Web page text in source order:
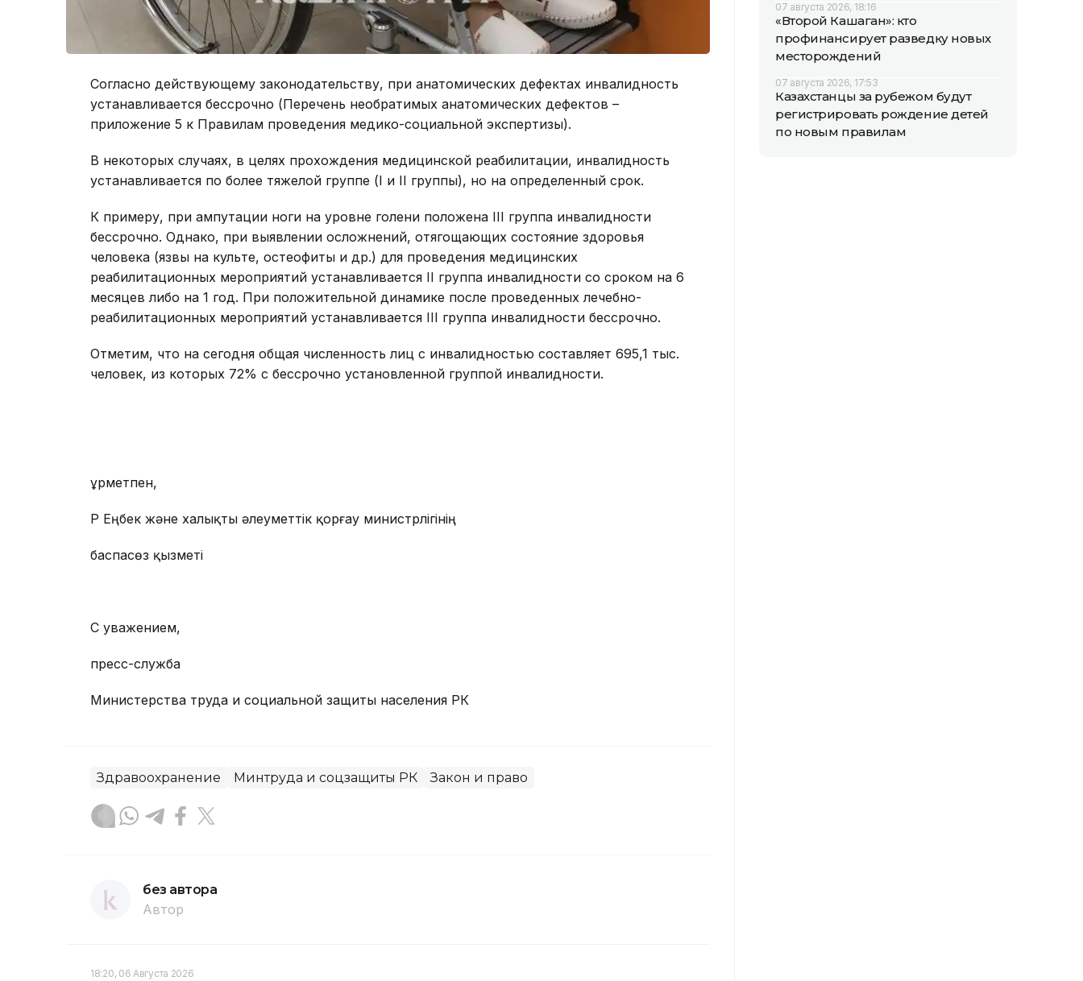
Согласно действующему законодательству, при анатомических дефектах инвалидность
устанавливается бессрочно (Перечень необратимых анатомических дефектов –
приложение 5 к Правилам проведения медико-социальной экспертизы).
В некоторых случаях, в целях прохождения медицинской реабилитации, инвалидность
устанавливается по более тяжелой группе (I и II группы), но на определенный срок.
К примеру, при ампутации ноги на уровне голени положена III группа инвалидности
бессрочно. Однако, при выявлении осложнений, отягощающих состояние здоровья
человека (язвы на культе, остеофиты и др.) для проведения медицинских
реабилитационных мероприятий устанавливается II группа инвалидности со сроком на 6
месяцев либо на 1 год. При положительной динамике после проведенных лечебно-
реабилитационных мероприятий устанавливается III группа инвалидности бессрочно.
Отметим, что на сегодня общая численность лиц с инвалидностью составляет 695,1 тыс.
человек, из которых 72% с бессрочно установленной группой инвалидности.
Құрметпен,
ҚР Еңбек және халықты әлеуметтік қорғау министрлігінің
баспасөз қызметі
С уважением,
пресс-служба
Министерства труда и социальной защиты населения РК
Здравоохранение Минтруда и соцзащиты РК Закон и право
без автора
Автор
18:20, 06 Августа 2026
07 августа 2026, 18:16
«Второй Кашаган»: кто
профинансирует разведку новых
месторождений
07 августа 2026, 17:53
Казахстанцы за рубежом будут
регистрировать рождение детей
по новым правилам